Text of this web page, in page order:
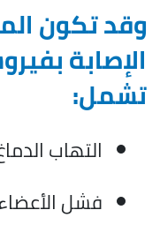
وقد تكون
الإصابة
تشمل:
التهاب
فشل